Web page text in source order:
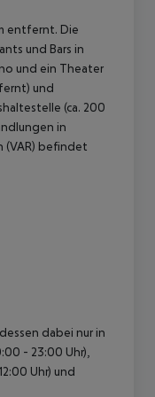
entfernt. Die
und Bars in
und ein Theater
und
(ca. 200
in
(VAR) befindet
dabei nur in
- 23:00 Uhr),
Uhr) und